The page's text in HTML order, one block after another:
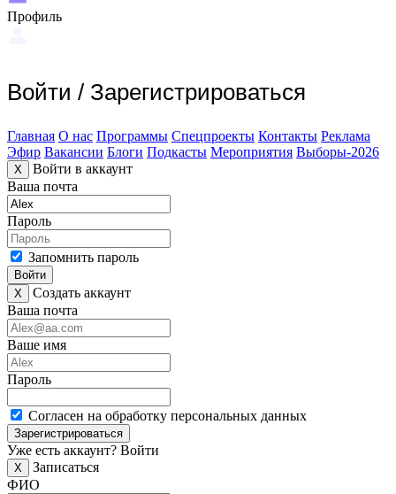
Профиль
Войти / Зарегистрироваться
Главная О нас Программы Спецпроекты Контакты Реклама
Эфир Вакансии Блоги Подкасты Мероприятия Выборы-2026
X
Войти в аккаунт
Ваша почта
Пароль
Запомнить пароль
Войти
X
Создать аккаунт
Ваша почта
Ваше имя
Пароль
Согласен на обработку персональных данных
Зарегистрироваться
Уже есть аккаунт? Войти
X
Записаться
ФИО